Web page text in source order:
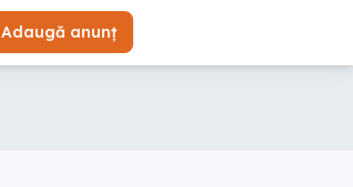
Adaugă anunț